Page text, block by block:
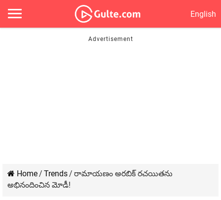
English
Home/ Trends/ రామాయణం అర‌బిక్ ర‌చ‌యితను
అభినందించిన మోడీ!